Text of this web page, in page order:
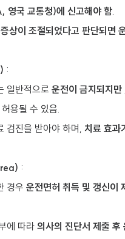
국 교통청)에 신고해야 함.
증상이 조절되었다고 판단되면
:
일반적으로 운전이 금지되지만
용될 수 있음.
검진을 받아야 하며, 치료 효과
:
경우 운전면허 취득 및 갱신이
에 따라 의사의 진단서 제출 후